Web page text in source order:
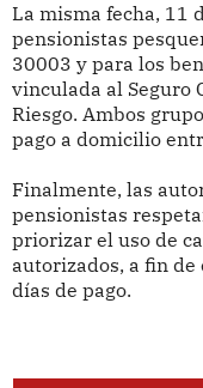
La misma fecha, 11
pensionistas
30003 y para los
vinculada al Seguro
Riesgo. Ambos
pago a domicilio
Finalmente, las
pensionistas
priorizar el uso de
autorizados, a fin
días de pago.